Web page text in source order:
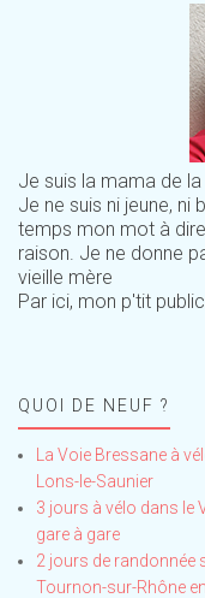
Je suis la mama de
Je ne suis ni jeune, ni
temps mon mot à
raison. Je ne donne
vieille mère
Par ici, mon p'tit
QUOI DE NEUF ?
La Voie Bressane à
Lons-le-Saunier
3 jours à vélo dans le
gare à gare
2 jours de randonnée
Tournon-sur-Rhône